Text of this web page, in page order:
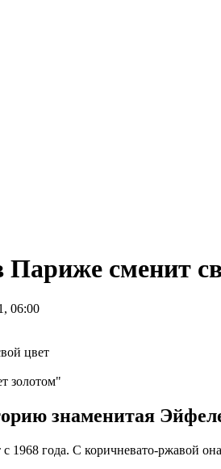
сменит
06:00
золотом"
знаменитая
1968 года. С коричневато-ржавой